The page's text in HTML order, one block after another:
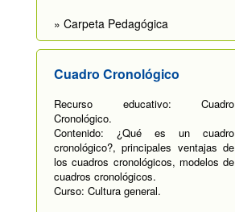
» Carpeta Pedagógica
Cuadro Cronológico
Recurso educativo: Cuadro
Cronológico.
Contenido: ¿Qué es un cuadro
cronológico?, principales ventajas de
los cuadros cronológicos, modelos de
cuadros cronológicos.
Curso: Cultura general.